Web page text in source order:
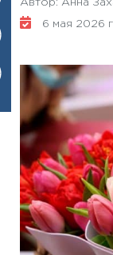
Автор: Анна
6 мая 2026